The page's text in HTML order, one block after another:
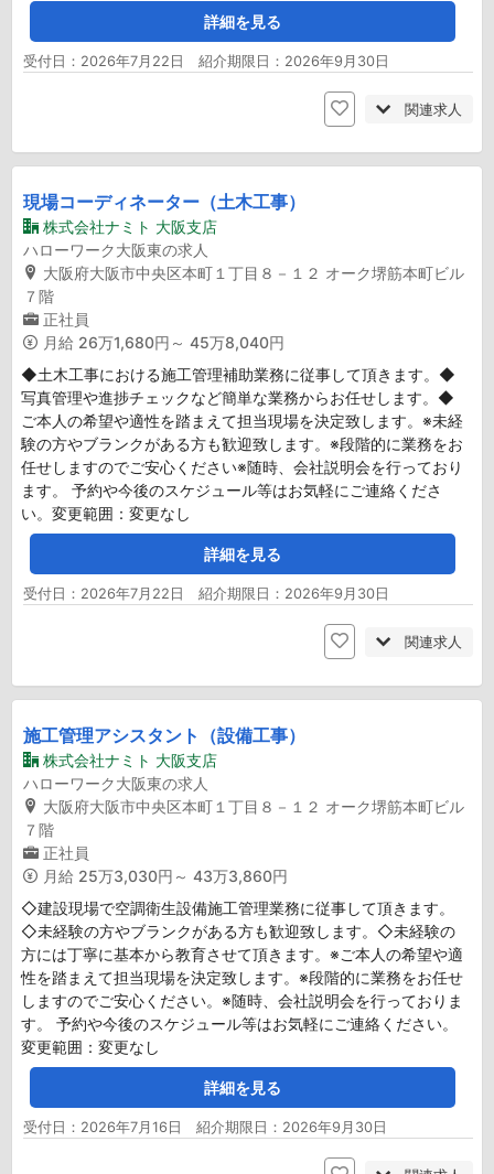
詳細を見る
受付日：2026年7月22日 紹介期限日：2026年9月30日
関連求人
現場コーディネーター（土木工事）
株式会社ナミト 大阪支店
ハローワーク大阪東の求人
大阪府大阪市中央区本町１丁目８－１２ オーク堺筋本町ビル
７階
正社員
月給 26万1,680円～ 45万8,040円
◆土木工事における施工管理補助業務に従事して頂きます。◆
写真管理や進捗チェックなど簡単な業務からお任せします。◆
ご本人の希望や適性を踏まえて担当現場を決定致します。※未経
験の方やブランクがある方も歓迎致します。※段階的に業務をお
任せしますのでご安心ください※随時、会社説明会を行っており
ます。 予約や今後のスケジュール等はお気軽にご連絡くださ
い。変更範囲：変更なし
詳細を見る
受付日：2026年7月22日 紹介期限日：2026年9月30日
関連求人
施工管理アシスタント（設備工事）
株式会社ナミト 大阪支店
ハローワーク大阪東の求人
大阪府大阪市中央区本町１丁目８－１２ オーク堺筋本町ビル
７階
正社員
月給 25万3,030円～ 43万3,860円
◇建設現場で空調衛生設備施工管理業務に従事して頂きます。
◇未経験の方やブランクがある方も歓迎致します。◇未経験の
方には丁寧に基本から教育させて頂きます。※ご本人の希望や適
性を踏まえて担当現場を決定致します。※段階的に業務をお任せ
しますのでご安心ください。※随時、会社説明会を行っておりま
す。 予約や今後のスケジュール等はお気軽にご連絡ください。
変更範囲：変更なし
詳細を見る
受付日：2026年7月16日 紹介期限日：2026年9月30日